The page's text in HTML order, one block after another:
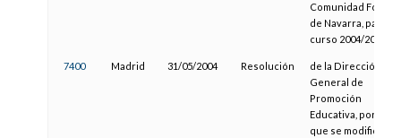
Comunidad Foral
de Navarra, para el
curso 2004/2005
7400 Madrid 31/05/2004 Resolución
de la Dirección
General de
Promoción
Educativa, por la
que se modifica